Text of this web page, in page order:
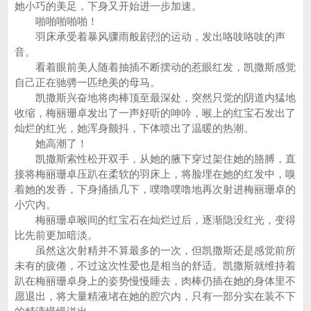
她小巧的美足，下身又开始进一步加速。
啪啪啪啪啪！
羽床承受着暴风骤雨般剧烈的运动，发出咯吱咯吱的声
音。
看着眼前美人随着抽插不断摆动的惹眼红发，凯撒斯感觉
自己正在驰骋一匹绝美的母马。
凯撒斯兴奋地将肉棒顶至最深处，突然只觉的阴道内猛地
收缩，梅丽珊卓发出了一声好听的呻吟，喉上的红宝石发出了
灿烂的红光，她浑身颤抖，下体喷出了温暖的热潮。
她高潮了！
凯撒斯索性松开双手，从她的腋下穿过架住她的胳膊，直
接将梅丽珊卓压趴在柔软的羽床上，将脸埋在她的红发中，嗅
着她的发香，下身捅插几下，噗噜噗噜地再次射进梅丽珊卓的
小穴内。
梅丽珊卓喉间的红宝石在灿烂过后，逐渐隐没红光，变得
比先前更加暗淡。
虽然这次射精并不算最多的一次，但凯撒斯还是感觉前所
未有的疲倦，不过这次性爱也是相当的舒适。凯撒斯就维持着
趴在梅丽珊卓身上的姿势慢慢睡去，肉棒仍插在她的身体里不
愿退出，将大量精液堵在她的腔穴内，只有一部分实在装不下